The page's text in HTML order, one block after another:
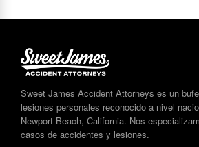
Sweet James Accident Attorneys es un
lesiones personales reconocido a nivel
Newport Beach, California. Nos
casos de accidentes y lesiones.